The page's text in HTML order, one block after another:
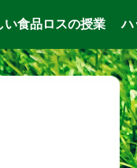
い食品ロスの授業 ハ